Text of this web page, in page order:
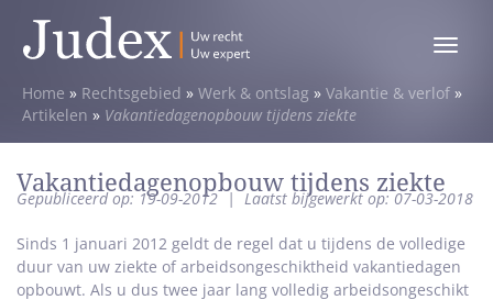
Toggle
Home » Rechtsgebied » Werk & ontslag » Vakantie & verlof »
Artikelen » Vakantiedagenopbouw tijdens ziekte
Vakantiedagenopbouw tijdens ziekte
Gepubliceerd op: 19-09-2012|Laatst bijgewerkt op: 07-03-2018
Sinds 1 januari 2012 geldt de regel dat u tijdens de volledige
duur van uw ziekte of arbeidsongeschiktheid vakantiedagen
opbouwt. Als u dus twee jaar lang volledig arbeidsongeschikt